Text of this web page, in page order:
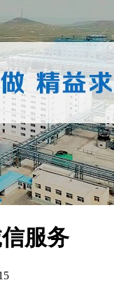
服务